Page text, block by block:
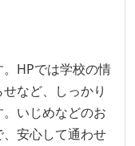
HPでは学校の情
など、しっかり
いじめなどのお
安心して通わせ